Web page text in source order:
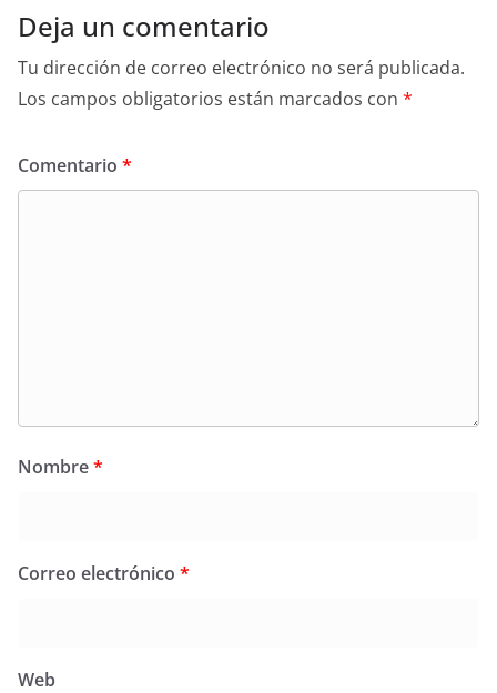
Deja un comentario
Tu dirección de correo electrónico no será publicada.
Los campos obligatorios están marcados con *
Comentario *
Nombre*
Correo electrónico *
Web